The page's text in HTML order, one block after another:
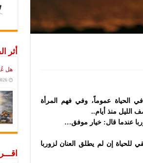
الحياة عموماً، وفي فهم المرأة
الليل منذ أيام..
عندما قال: خيار موفق…
للحياة إن لم يطلق العنان لزوربا
أثر
هل